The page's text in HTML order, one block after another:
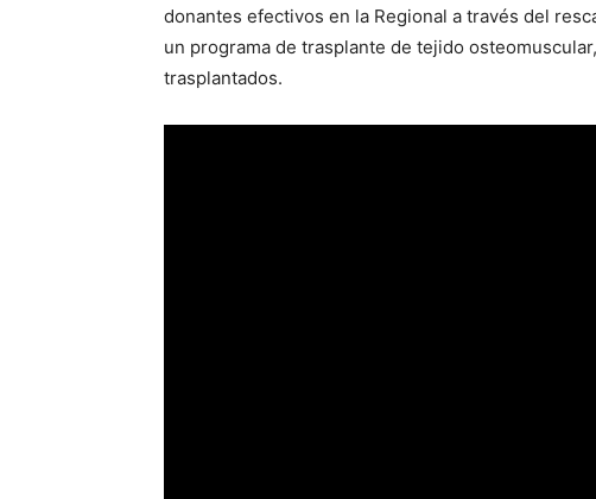
donantes efectivos en la Regional a través del
un programa de trasplante de tejido
trasplantados.